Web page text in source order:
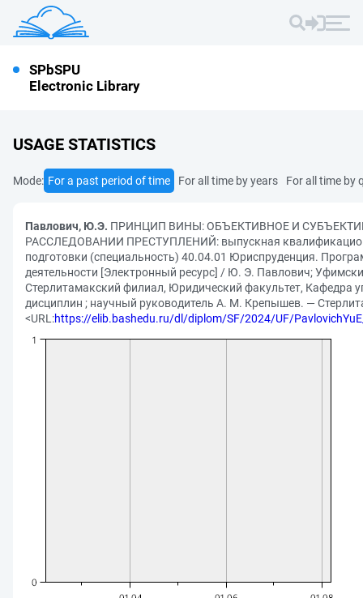
SPbSPU
Electronic Library
USAGE STATISTICS
Mode: For a past period of time For all time by years For all time by
Павлович, Ю.Э. ПРИНЦИП ВИНЫ: ОБЪЕКТИВНОЕ И
РАССЛЕДОВАНИИ ПРЕСТУПЛЕНИЙ: выпускная
подготовки (специальность) 40.04.01 Юриспруденция.
деятельности [Электронный ресурс] / Ю. Э. Павлович;
Стерлитамакский филиал, Юридический факультет, Кафедра
дисциплин ; научный руководитель А. М. Крепышев. —
<URL:https://elib.bashedu.ru/dl/diplom/SF/2024/UF/